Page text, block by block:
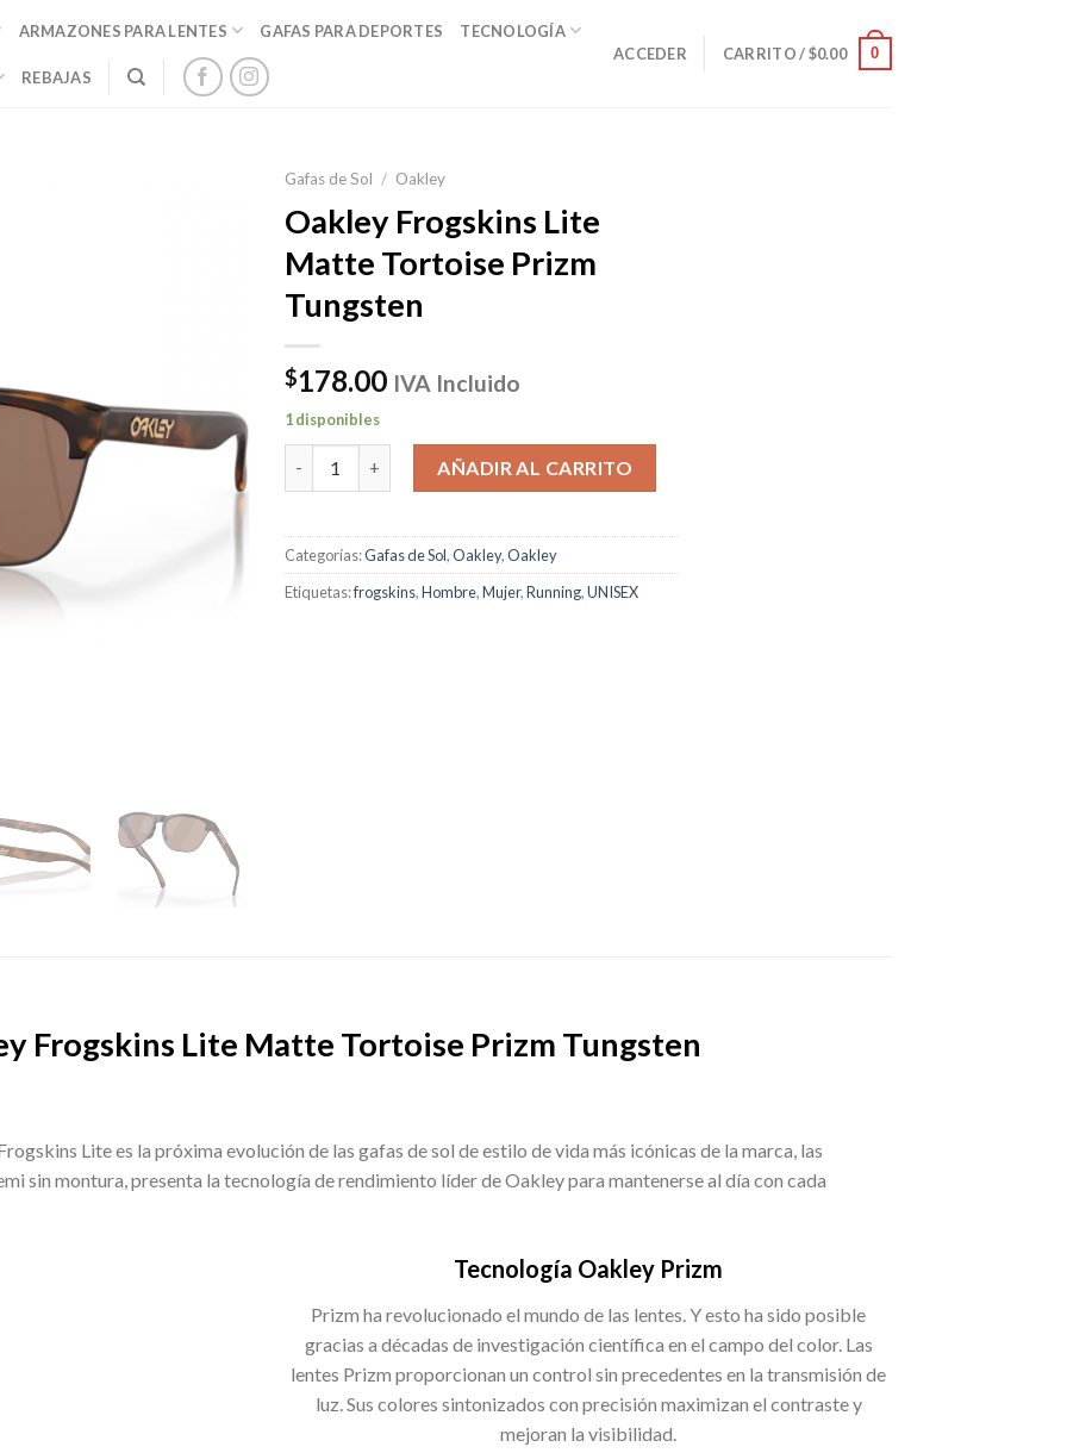
ARMAZONES PARA LENTES GAFAS PARA DEPORTES TECNOLOGÍA
REBAJAS
ACCEDER CARRITO /$0.00 0
Gafas de Sol / Oakley
Oakley Frogskins Lite
Matte Tortoise Prizm
Tungsten
$178.00 IVA Incluido
1 disponibles
Oakley Frogskins Lite Matte Tortoise Prizm Tungsten cantidad
AÑADIR AL CARRITO
Categorías:Gafas de Sol,Oakley,Oakley
Etiquetas:frogskins,Hombre,Mujer,Running,UNISEX
Frogskins Lite Matte Tortoise Prizm Tungsten
Lite es la próxima evolución de las gafas de sol de estilo de vida más icónicas de la marca, las
sin montura, presenta la tecnología de rendimiento líder de Oakley para mantenerse al día con cada
Tecnología Oakley Prizm
Prizm ha revolucionado el mundo de las lentes. Y esto ha sido posible
gracias a décadas de investigación científica en el campo del color. Las
lentes Prizm proporcionan un control sin precedentes en la transmisión de
luz. Sus colores sintonizados con precisión maximizan el contraste y
mejoran la visibilidad.